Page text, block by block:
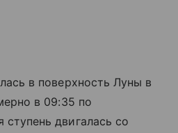
в поверхность Луны в
в 09:35 по
двигалась со